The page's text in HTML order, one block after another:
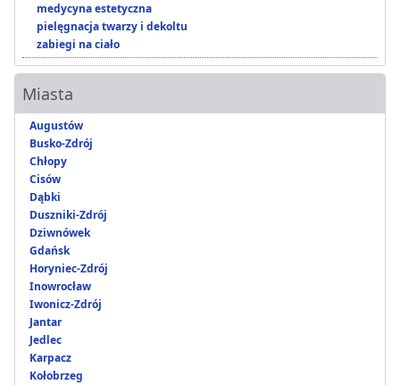
medycyna estetyczna
pielęgnacja twarzy i dekoltu
zabiegi na ciało
Miasta
Augustów
Busko-Zdrój
Chłopy
Cisów
Dąbki
Duszniki-Zdrój
Dziwnówek
Gdańsk
Horyniec-Zdrój
Inowrocław
Iwonicz-Zdrój
Jantar
Jedlec
Karpacz
Kołobrzeg